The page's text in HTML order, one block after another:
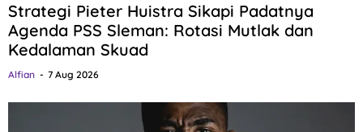
Strategi Pieter Huistra Sikapi Padatnya
Agenda PSS Sleman: Rotasi Mutlak dan
Kedalaman Skuad
Alfian 7 Aug 2026